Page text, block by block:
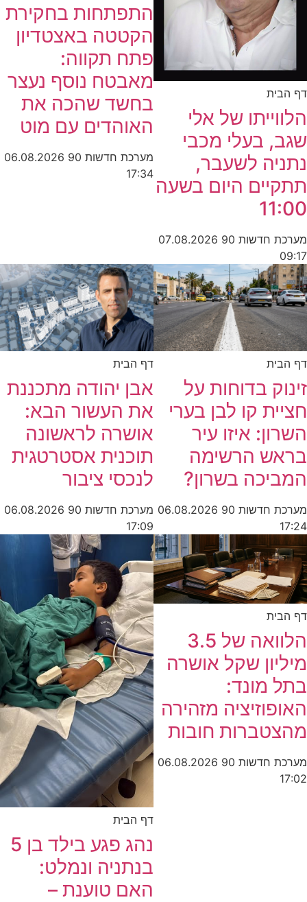
דף הבית
הלווייתו של אלי
שגב, בעלי מכבי
נתניה לשעבר,
תתקיים היום בשעה
11:00
מערכת חדשות 90
07.08.2026
09:17
התפתחות בחקירת
הקטטה באצטדיון
פתח תקווה:
מאבטח נוסף נעצר
בחשד שהכה את
האוהדים עם מוט
מערכת חדשות 90
06.08.2026
17:34
דף הבית
זינוק בדוחות על
חציית קו לבן בערי
השרון: איזו עיר
בראש הרשימה
המביכה בשרון?
מערכת חדשות 90
06.08.2026
17:24
דף הבית
אבן יהודה מתכננת
את העשור הבא:
אושרה לראשונה
תוכנית אסטרטגית
לנכסי ציבור
מערכת חדשות 90
06.08.2026
17:09
דף הבית
הלוואה של 3.5
מיליון שקל אושרה
בתל מונד:
האופוזיציה מזהירה
מהצטברות חובות
מערכת חדשות 90
06.08.2026
17:02
דף הבית
נהג פגע בילד בן 5
בנתניה ונמלט:
האם טוענת –